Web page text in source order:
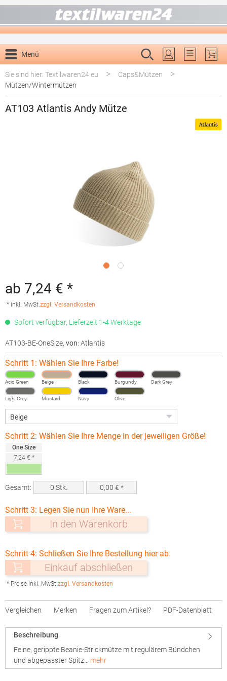
Menü
Du hast 0
Sie sind hier: Textilwaren24.eu
> Caps&Mützen >
Mützen/Wintermützen
AT103 Atlantis Andy Mütze
ab 7,24 € *
* inkl. MwSt.zzgl. Versandkosten
Sofort verfügbar, Lieferzeit 1-4 Werktage
AT103-BE-OneSize, von: Atlantis
Schritt 1: Wählen Sie Ihre Farbe!
Acid Green Beige Black Burgundy
Dark Grey
Melange
Light Grey
Melange
Mustard Navy Olive
Schritt 2: Wählen Sie Ihre Menge in der jeweiligen Größe!
One Size
7,24 € *
Gesamt: 0 Stk. 0,00 € *
Schritt 3: Legen Sie nun Ihre Ware...
In den Warenkorb
Schritt 4: Schließen Sie Ihre Bestellung hier ab.
Einkauf abschließen
* Preise inkl. MwSt.zzgl. Versandkosten
Vergleichen Merken Fragen zum Artikel? PDF-Datenblatt
Beschreibung
Feine, gerippte Beanie-Strickmütze mit regulärem Bündchen
und abgepasster Spitz… mehr